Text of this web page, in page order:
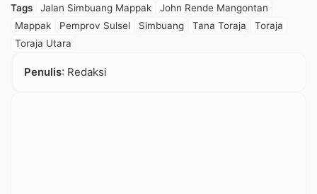
Tags Jalan Simbuang Mappak
John Rende Mangontan
Mappak
Pemprov Sulsel Simbuang Tana Toraja
Toraja
Toraja Utara
Penulis: Redaksi